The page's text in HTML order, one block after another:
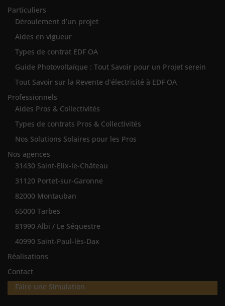
Particuliers
Déroulement d’un projet
Aides en vigueur
Types de contrat EDF OA
Guide Photovoltaïque : Tout Savoir pour un Projet serein
Tout Savoir sur la Revente d’électricité à EDF OA
Professionnels
Aides Pros & Collectivités
Types de contrats Pros & Collectivités
Nos Solutions Solaires pour les Pros
Nos agences
31430 Saint-Elix-le-Château
31120 Portet-sur-Garonne
82000 Montauban
65000 Tarbes
81990 Albi / Le Séquestre
40990 Saint-Paul-lès-Dax
Réalisations
Contact
Faire une Simulation